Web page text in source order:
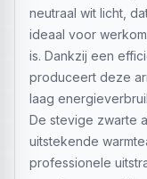
neutraal wit licht,
ideaal voor
is. Dankzij een
produceert deze
laag
De stevige zwarte
uitstekende
professionele